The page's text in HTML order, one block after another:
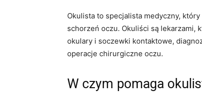
Okulista to specjalista medyczny,
schorzeń oczu. Okuliści są lekarzami,
okulary i soczewki kontaktowe,
operacje chirurgiczne oczu.
W czym pomaga